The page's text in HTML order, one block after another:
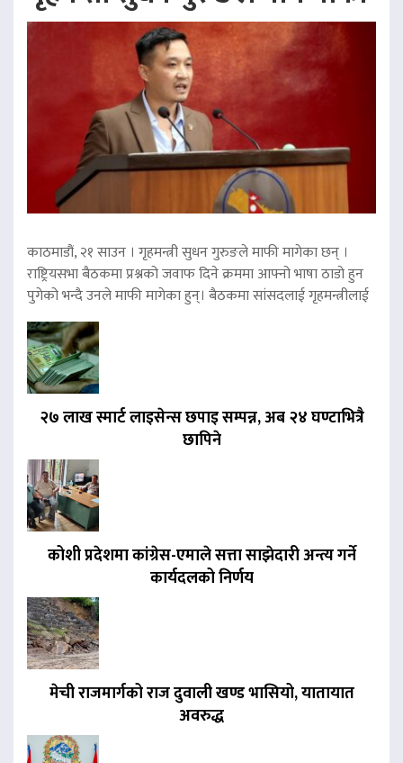
काठमाडौं, २१ साउन । गृहमन्त्री सुधन गुरुङले माफी मागेका छन् ।
राष्ट्रियसभा बैठकमा प्रश्नको जवाफ दिने क्रममा आफ्नो भाषा ठाडो हुन
पुगेको भन्दै उनले माफी मागेका हुन्। बैठकमा सांसदलाई गृहमन्त्रीलाई
२७ लाख स्मार्ट लाइसेन्स छपाइ सम्पन्न, अब २४ घण्टाभित्रै
छापिने
कोशी प्रदेशमा कांग्रेस-एमाले सत्ता साझेदारी अन्त्य गर्ने
कार्यदलको निर्णय
मेची राजमार्गको राज दुवाली खण्ड भासियो, यातायात
अवरुद्ध